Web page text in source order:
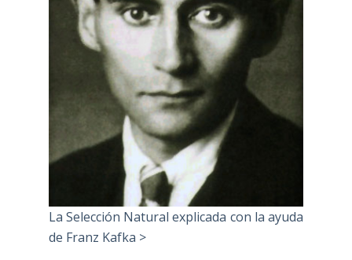
La Selección Natural explicada con la ayuda
de Franz Kafka >